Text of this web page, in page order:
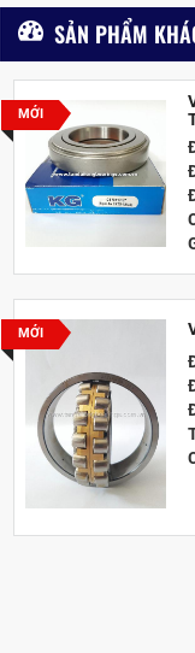
SẢN PHẨM
MỚI
MỚI